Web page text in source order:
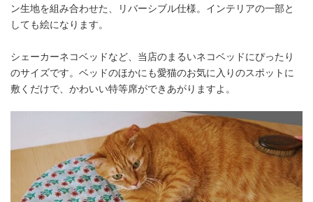
ン生地を組み合わせた、リバーシブル仕様。インテリアの一部と
しても絵になります。
シェーカーネコベッドなど、当店のまるいネコベッドにぴったり
のサイズです。ベッドのほかにも愛猫のお気に入りのスポットに
敷くだけで、かわいい特等席ができあがりますよ。